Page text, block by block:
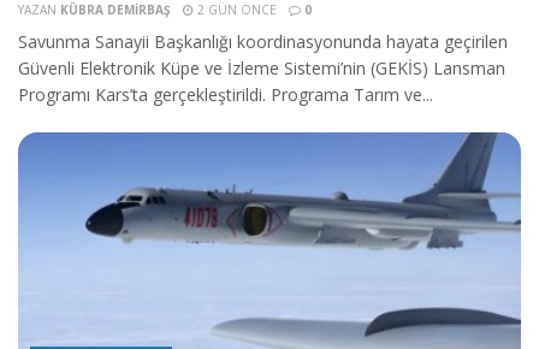
YAZAN KÜBRA DEMIRBAŞ 2 GÜN ÖNCE 0
Savunma Sanayii Başkanlığı koordinasyonunda hayata geçirilen
Güvenli Elektronik Küpe ve İzleme Sistemi’nin (GEKİS) Lansman
Programı Kars’ta gerçekleştirildi. Programa Tarım ve...